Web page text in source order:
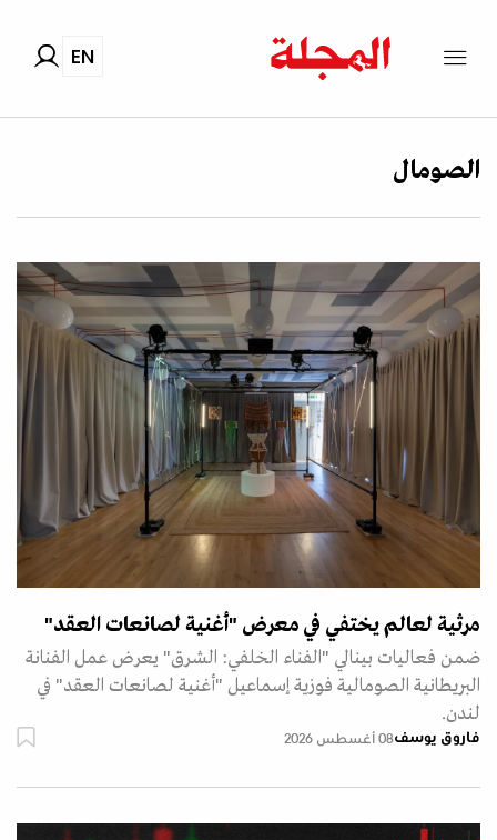
EN
الصومال
مرثية لعالم يختفي في معرض "أغنية لصانعات العقد"
ضمن فعاليات بينالي "الفناء الخلفي: الشرق" يعرض عمل الفنانة
البريطانية الصومالية فوزية إسماعيل "أغنية لصانعات العقد" في
لندن.
فاروق يوسف08 أغسطس 2026